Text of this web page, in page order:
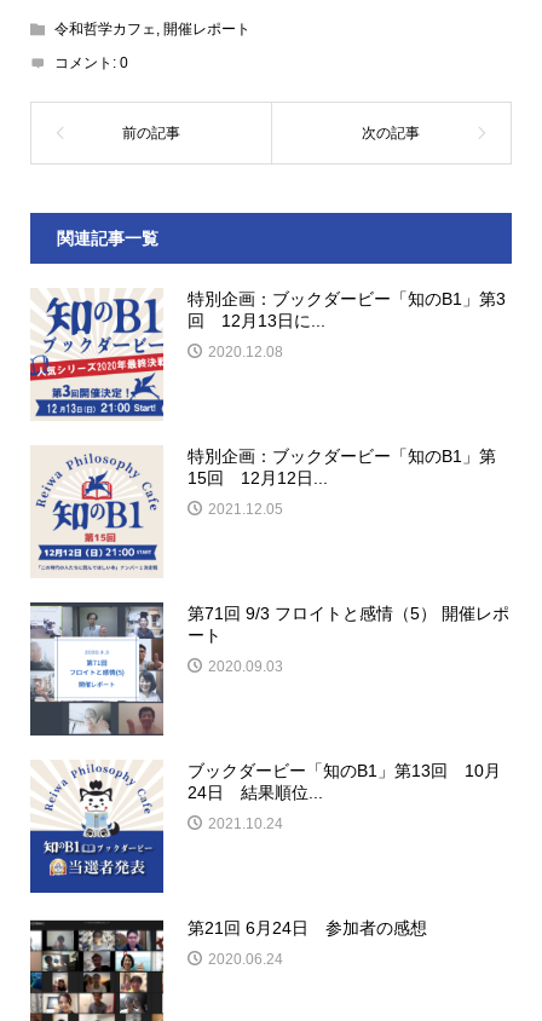
令和哲学カフェ 開催レポート
コメント: 0
関連記事一覧
特別企画：ブックダービー「知のB1」第3
回 12月13日に...
2020.12.08
特別企画：ブックダービー「知のB1」第
15回 12月12日...
2021.12.05
第71回 9/3 フロイトと感情（5） 開催レポ
ート
2020.09.03
ブックダービー「知のB1」第13回 10月
24日 結果順位...
2021.10.24
第21回 6月24日 参加者の感想
2020.06.24